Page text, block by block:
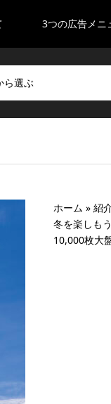
3つの広告メニ
ら選ぶ
ホーム » 紹
冬を楽しも
10,000枚大